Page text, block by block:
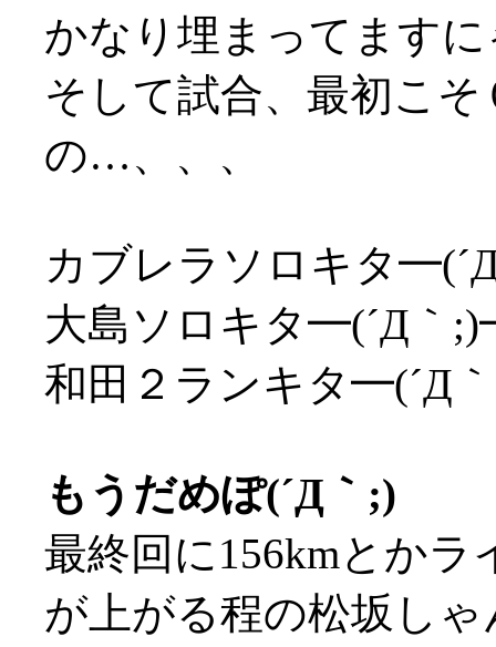
かなり埋まってます
そして試合、最初こ
の…、、、
カブレラソロキタ
大島ソロキタ━(´Д｀
和田２ランキタ━(´Д
もうだめぽ(´Д｀;)
最終回に156kmとか
が上がる程の松坂し